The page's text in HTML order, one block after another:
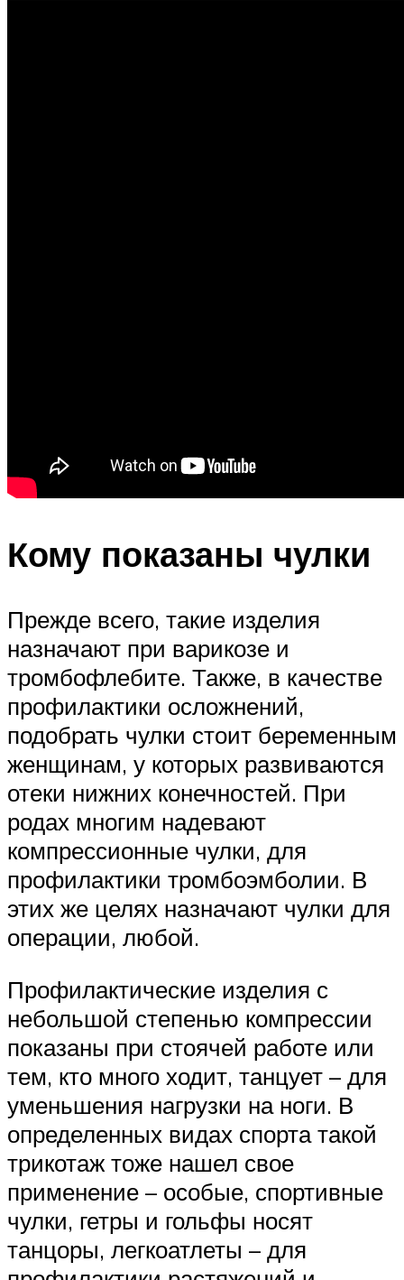
Кому показаны чулки
Прежде всего, такие изделия
назначают при варикозе и
тромбофлебите. Также, в качестве
профилактики осложнений,
подобрать чулки стоит беременным
женщинам, у которых развиваются
отеки нижних конечностей. При
родах многим надевают
компрессионные чулки, для
профилактики тромбоэмболии. В
этих же целях назначают чулки для
операции, любой.
Профилактические изделия с
небольшой степенью компрессии
показаны при стоячей работе или
тем, кто много ходит, танцует – для
уменьшения нагрузки на ноги. В
определенных видах спорта такой
трикотаж тоже нашел свое
применение – особые, спортивные
чулки, гетры и гольфы носят
танцоры, легкоатлеты – для